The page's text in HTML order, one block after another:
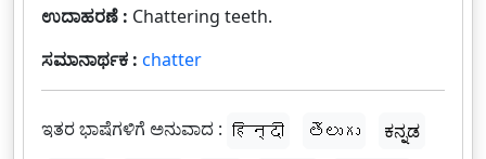
ಉದಾಹರಣೆ : Chattering teeth.
ಸಮಾನಾರ್ಥಕ : chatter
ಇತರ ಭಾಷೆಗಳಿಗೆ ಅನುವಾದ : हिन्दी తెలుగు
ಕನ್ನಡ